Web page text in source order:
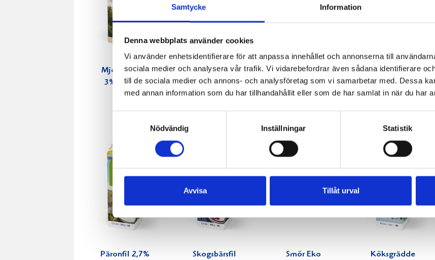
Samtycke Information
Denna webbplats använder cookies
Vi använder enhetsidentifierare för att anpassa innehållet och annonserna till
sociala medier och analysera vår trafik. Vi vidarebefordrar även sådana identifierare
till de sociala medier och annons- och analysföretag som vi samarbetar med. Dessa
med annan information som du har tillhandahållit eller som de har samlat in när du har
Nödvändig
Inställningar Statistik
Avvisa Tillåt urval
Mjölken Eko
3% KRAV 1
liter
Mellanmjölk
1,5% laktosfri
3dl
Mjölk 3% 1
liter
Jordgubbsfil
2,7% 1000g
Päronfil 2,7%
Skogsbärsfil
Smör Eko
Köksgrädde